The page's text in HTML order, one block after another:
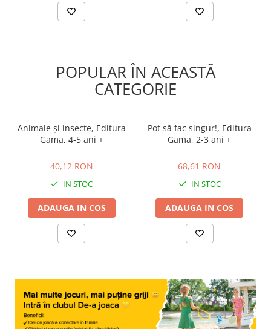
POPULAR ÎN ACEASTĂ
CATEGORIE
Animale şi insecte, Editura
Gama, 4-5 ani +
40,12 RON
IN STOC
ADAUGA IN COS
Pot să fac singur!, Editura
Gama, 2-3 ani +
68,61 RON
IN STOC
ADAUGA IN COS